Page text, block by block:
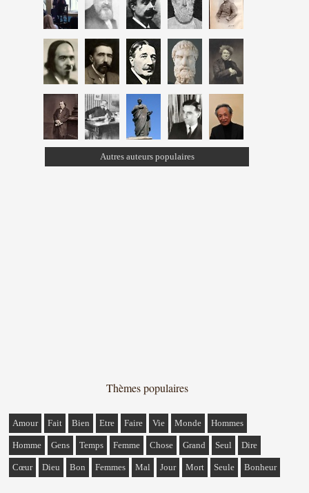
Autres auteurs populaires
Thèmes populaires
Amour Fait Bien Etre Faire Vie Monde Hommes
Homme Gens Temps Femme Chose Grand Seul Dire
Cœur Dieu Bon Femmes Mal Jour Mort Seule Bonheur